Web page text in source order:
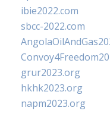
ibie2022.com
sbcc-2022.com
grur2023.org
hkhk2023.org
napm2023.org